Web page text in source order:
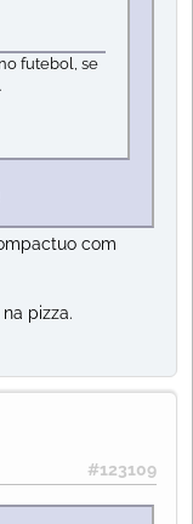
futebol, se
com
pizza.
#123109